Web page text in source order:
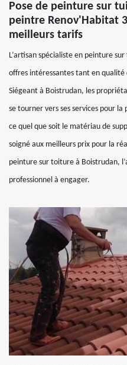
Pose de peinture sur
peintre Renov'Habitat
meilleurs tarifs
L’artisan spécialiste en peinture
offres intéressantes tant en qualité
Siégeant à Boistrudan, les
se tourner vers ses services pour
ce quel que soit le matériau de
soigné aux meilleurs prix pour la
peinture sur toiture à Boistrudan,
professionnel à engager.